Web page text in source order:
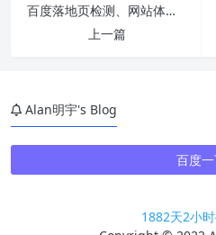
百度落地页检测、网站体检等功能悄然下线
上一篇
Alan明宇's Blog
百度
1882天2小